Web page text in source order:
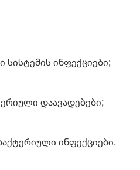
ინფექციები;
დაავადებები;
ინფექციები.